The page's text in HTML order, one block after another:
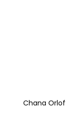
Chana